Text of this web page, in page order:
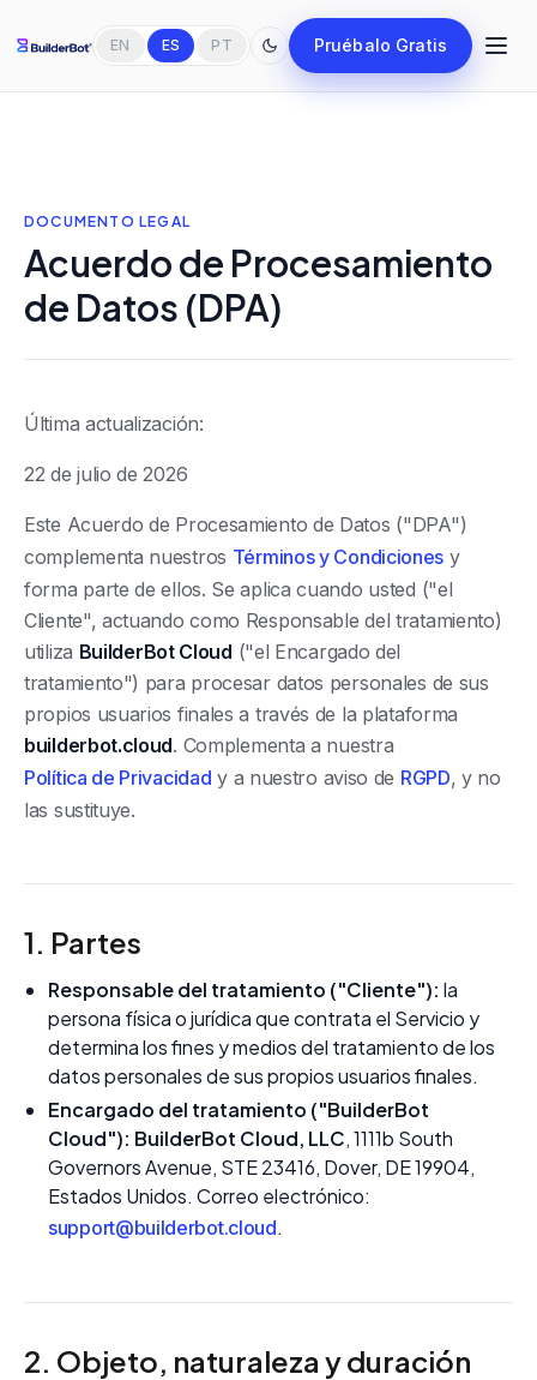
EN ES PT Pruébalo Gratis
DOCUMENTO LEGAL
Acuerdo de Procesamiento
de Datos (DPA)
Última actualización:
22 de julio de 2026
Este Acuerdo de Procesamiento de Datos ("DPA")
complementa nuestros Términos y Condiciones y
forma parte de ellos. Se aplica cuando usted ("el
Cliente", actuando como Responsable del tratamiento)
utiliza BuilderBot Cloud ("el Encargado del
tratamiento") para procesar datos personales de sus
propios usuarios finales a través de la plataforma
builderbot.cloud. Complementa a nuestra
Política de Privacidad y a nuestro aviso de RGPD, y no
las sustituye.
1. Partes
Responsable del tratamiento ("Cliente"): la
persona física o jurídica que contrata el Servicio y
determina los fines y medios del tratamiento de los
datos personales de sus propios usuarios finales.
Encargado del tratamiento ("BuilderBot
Cloud"): BuilderBot Cloud, LLC, 1111b South
Governors Avenue, STE 23416, Dover, DE 19904,
Estados Unidos. Correo electrónico:
support@builderbot.cloud.
2. Objeto, naturaleza y duración